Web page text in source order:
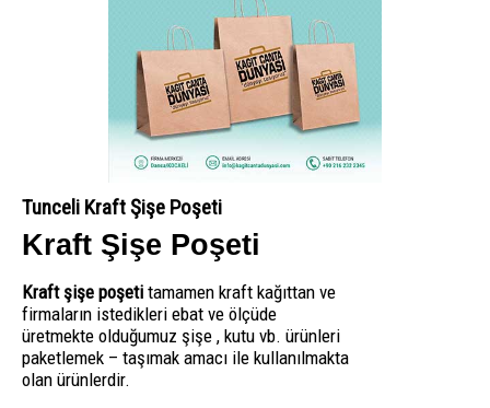
Tunceli Kraft Şişe Poşeti
Kraft Şişe Poşeti
Kraft şişe poşeti tamamen kraft kağıttan ve
firmaların istedikleri ebat ve ölçüde
üretmekte olduğumuz şişe , kutu vb. ürünleri
paketlemek – taşımak amacı ile kullanılmakta
olan ürünlerdir.